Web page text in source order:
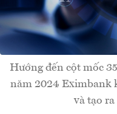
Hướng đến cột mốc
năm 2024 Eximbank
và tạo ra